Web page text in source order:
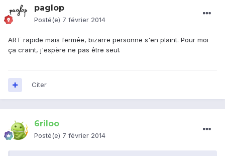
paglop
Posté(e) 7 février 2014
ART rapide mais fermée, bizarre personne s'en plaint. Pour moi
ça craint, j'espère ne pas être seul.
Citer
6riloo
Posté(e) 7 février 2014